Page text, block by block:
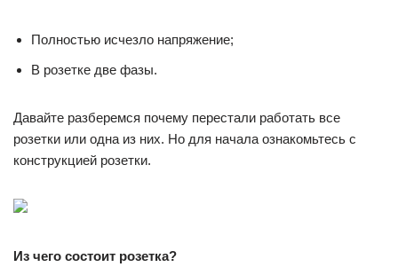
Полностью исчезло напряжение;
В розетке две фазы.
Давайте разберемся почему перестали работать все
розетки или одна из них. Но для начала ознакомьтесь с
конструкцией розетки.
Из чего состоит розетка?